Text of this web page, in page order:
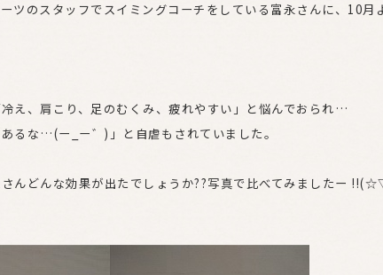
ツのスタッフでスイミングコーチをしている富永さんに、10
え、肩こり、足のむくみ、疲れやすい」と悩んでおられ…
あるな…(ー_ー゛)」と自虐もされていました。
さんどんな効果が出たでしょうか??写真で比べてみましたー